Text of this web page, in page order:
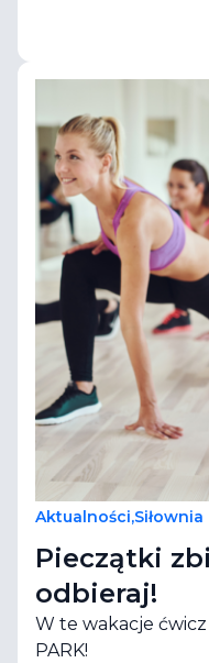
Aktualności,Siłownia
Pieczątki
odbieraj!
W te wakacje ćwicz
PARK!